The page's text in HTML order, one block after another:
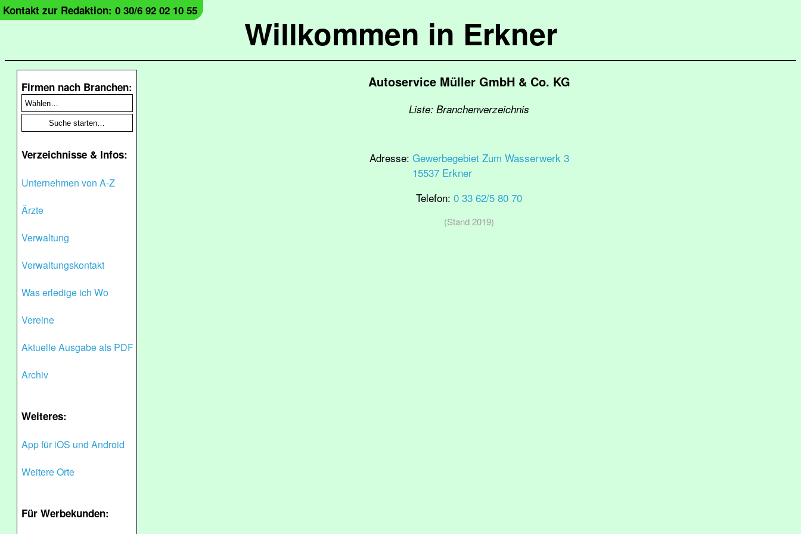
Willkommen in Erkner
Kontakt zur Redaktion: 0 30/6 92 02 10 55
Firmen nach Branchen:
Verzeichnisse & Infos:
Unternehmen von A-Z
Ärzte
Verwaltung
Verwaltungskontakt
Was erledige ich Wo
Vereine
Aktuelle Ausgabe als PDF
Archiv
Weiteres:
App für iOS und Android
Weitere Orte
Für Werbekunden:
Autoservice Müller GmbH & Co. KG
Liste: Branchenverzeichnis
Adresse: Gewerbegebiet Zum Wasserwerk 3
15537 Erkner
Telefon: 0 33 62/5 80 70
(Stand 2019)